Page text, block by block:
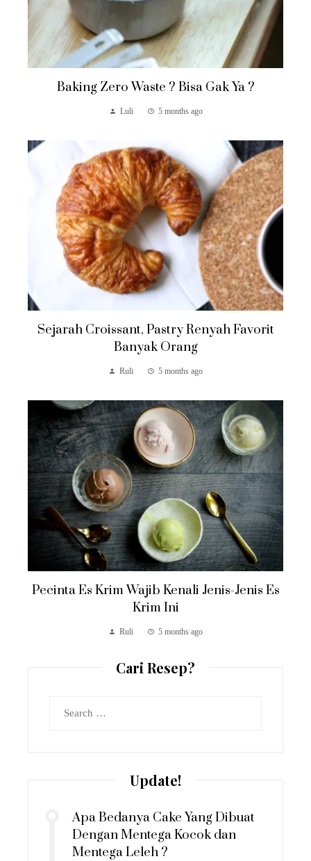
Baking Zero Waste ? Bisa Gak Ya ?
Luli 5 months ago
Sejarah Croissant, Pastry Renyah Favorit
Banyak Orang
Ruli 5 months ago
Pecinta Es Krim Wajib Kenali Jenis-Jenis Es
Krim Ini
Ruli 5 months ago
Cari Resep?
Update!
Apa Bedanya Cake Yang Dibuat
Dengan Mentega Kocok dan
Mentega Leleh ?